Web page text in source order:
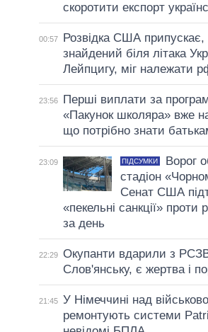
скоротити експорт
00:57
Розвідка США
знайдений біля літака
Лейпцигу, міг належати
23:56
Перші виплати за
«Пакунок школяра» вже
що потрібно знати
23:09 ПІДСУМКИ
Ворог
стадіон
Сенат США
«пекельні санкції»
за день
22:29 Окупанти вдарили з
Слов'янську, є жертва і
21:45 У Німеччині над
ремонтують системи